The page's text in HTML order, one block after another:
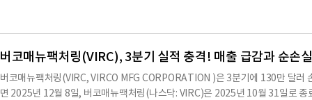
버코매뉴팩처링(VIRC), 3분기 실적 충격! 매출 급감과 순손
버코매뉴팩처링(VIRC, VIRCO MFG CORPORATION )은 3분기에 130만 달러
면 2025년 12월 8일, 버코매뉴팩처링(나스닥: VIRC)은 2025년 10월 31일로